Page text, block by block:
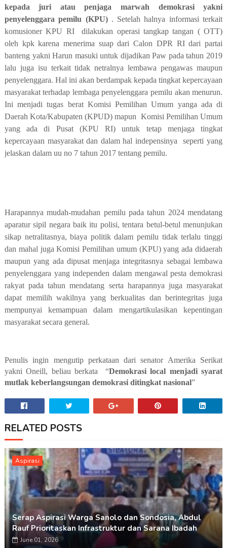
kepada juri atau penjaga marwah demokrasi yakni
penyelenggara pemilu (KPU). Setelah halnya informasi terkait
komusioner KPU RI
dilakukan operasi tangkap tangan ( OTT)
oleh kpk karena menerima suap dari Calon DPR RI dari partai
banteng yakni Harun masuki untuk dijadikan Paw pada tahun 2019
lalu juga isu terkait tidak netralnya lembawa pengawas maupun
penyelenggara. Hal ini akan berdampak kepada tingkat kepercayaan
masyarakat terhadap lembaga penyelenggara pemilu akan menurun.
Ini menjadi tugas berat Komisi Pemilihan Umum yanga ada di
Daerah Kota/Kabupaten (KPUD) mapun Komisi Pemilihan Umum
yang ada di Pusat (KPU RI) untuk tetap menjaga tingkat
kepercayaan masyarakat dan dalam hal indepensinya
seperti yang
jelaskan dalam uu no 7 tahun 2017 tentang pemilu.
Harapannya mudah-mudahan pemilu pada tahun 2024 mendatang
aparatur sipil negara baik itu polisi, tentara betul-betul menunjukan
sikap netralitasnya, biaya politik dalam pemilu tidak terlalu tinggi
dan mahal juga Komisi Pemilihan umum (KPU) yang ada didaerah
maupun yang ada dipusat menjaga integritasnya sebagai lembawa
penyelenggara yang independen dalam mengawal pesta demokrasi
rakyat pada tahun mendatang serta harapannya juga masyarakat
dapat memilih wakilnya yang berkualitas dan berintegritas juga
mempunyai kemampuan dalam mengartikulasikan kepentingan
masyarakat secara general.
Penulis ingin mengutip perkataan dari senator Amerika Serikat
yakni Oneill, beliau berkata
“Demokrasi local menjadi syarat
mutlak keberlangsungan demokrasi ditingkat nasional”
RELATED POSTS
Aspirasi
Serap Aspirasi Warga Sanolo dan Sondosia, Abdul
Rauf Prioritaskan Infrastruktur dan Sarana Ibadah
June 01, 2026